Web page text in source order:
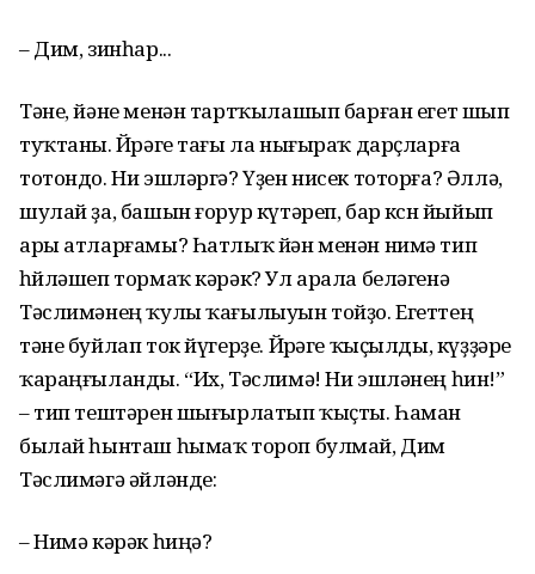
– Дим, зинһар...
Тәне, йәне менән тартҡылашып барған егет шып
туҡтаны. Йөрәге тағы ла нығыраҡ дарҫларға
тотондо. Ни эшләргә? Үҙен нисек тоторға? Әллә,
шулай ҙа, башын ғорур күтәреп, бар көсөн йыйып
ары атларғамы? Һатлыҡ йән менән нимә тип
һөйләшеп тормаҡ кәрәк? Ул арала беләгенә
Тәслимәнең ҡулы ҡағылыуын тойҙо. Егеттең
тәне буйлап ток йүгерҙе. Йөрәге ҡыҫылды, күҙҙәре
ҡараңғыланды. “Их, Тәслимә! Ни эшләнең һин!”
– тип тештәрен шығырлатып ҡыҫты. Һаман
былай һынташ һымаҡ тороп булмай, Дим
Тәслимәгә әйләнде:
– Нимә кәрәк һиңә?